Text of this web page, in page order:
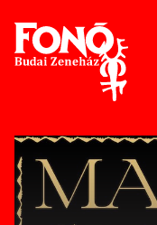
Tovább a tartalomhoz